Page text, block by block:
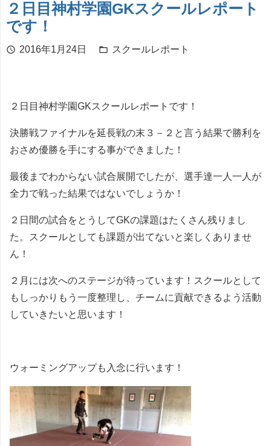
２日目神村学園GKスクールレポート
です！
schedule 2016年1月24日 folder_open スクールレポート
２日目神村学園GKスクールレポートです！
決勝戦ファイナルを延長戦の末３－２と言う結果で勝利を
おさめ優勝を手にする事ができました！
最後までわからない試合展開でしたが、選手達一人一人が
全力で戦った結果ではないでしょうか！
２日間の試合をとうしてGKの課題はたくさん残りまし
た。スクールとしても課題が出てないと楽しくありませ
ん！
２月には次へのステージが待っています！スクールとして
もしっかりもう一度整理し、チームに貢献できるよう活動
していきたいと思います！
ウォーミングアップも入念に行います！